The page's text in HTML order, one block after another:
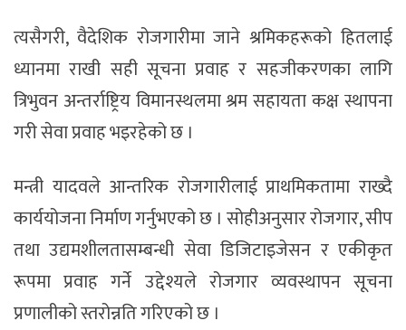
त्यसैगरी, वैदेशिक रोजगारीमा जाने श्रमिकहरूको हितलाई
ध्यानमा राखी सही सूचना प्रवाह र सहजीकरणका लागि
त्रिभुवन अन्तर्राष्ट्रिय विमानस्थलमा श्रम सहायता कक्ष स्थापना
गरी सेवा प्रवाह भइरहेको छ ।
मन्त्री यादवले आन्तरिक रोजगारीलाई प्राथमिकतामा राख्दै
कार्ययोजना निर्माण गर्नुभएको छ । सोहीअनुसार रोजगार, सीप
तथा उद्यमशीलतासम्बन्धी सेवा डिजिटाइजेसन र एकीकृत
रूपमा प्रवाह गर्ने उद्देश्यले रोजगार व्यवस्थापन सूचना
प्रणालीको स्तरोन्नति गरिएको छ ।